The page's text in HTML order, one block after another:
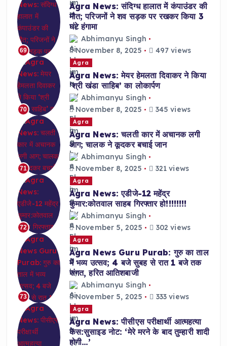
69
Agra News: संदिग्ध हालात में कंपाउंडर की
मौत; परिजनों ने शव सड़क पर रखकर किया 3
घंटे हंगामा
Abhimanyu Singh
November 8, 2025
497 views
70
Agra
Agra News: मेयर हेमलता दिवाकर ने किया
‘श्री खंडा साहिब’ का लोकार्पण
Abhimanyu Singh
November 8, 2025
345 views
71
Agra
Agra News: चलती कार में अचानक लगी
आग; चालक ने कूदकर बचाई जान
Abhimanyu Singh
November 8, 2025
321 views
72
Agra
Agra News: एडीजे-12 महेंद्र
कुमार:कोतवाल साहब गिरफ्तार हो!!!!!!!!
Abhimanyu Singh
November 5, 2025
302 views
73
Agra
Agra News Guru Purab: गुरु का ताल
में भव्य उत्सव; 4 बजे सुबह से रात 1 बजे तक
संगत, हरित आतिशबाजी
Abhimanyu Singh
November 5, 2025
333 views
Agra
Agra News: पीसीएस परीक्षार्थी आत्महत्या
केस:सुसाइड नोट: ‘मेरे मरने के बाद तुम्हारी शादी
होगी…’